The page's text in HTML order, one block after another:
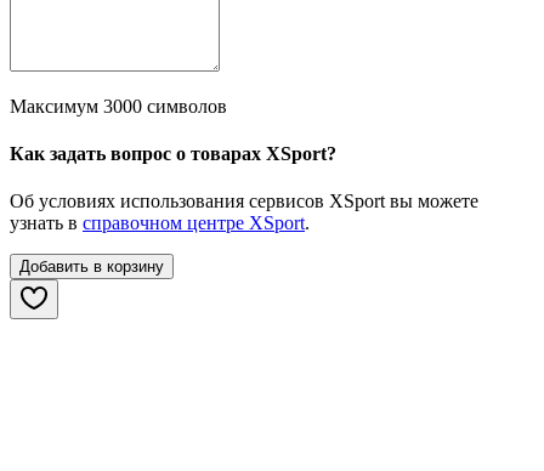
Максимум 3000 символов
Как задать вопрос о товарах XSport?
Об условиях использования сервисов XSport вы можете
узнать в справочном центре XSport.
Добавить в корзину